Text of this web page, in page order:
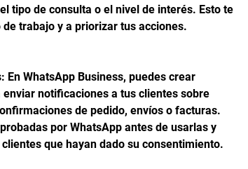
tipo de consulta o el nivel de interés. Esto te
trabajo y a priorizar tus acciones.
En WhatsApp Business, puedes crear
notificaciones a tus clientes sobre
de pedido, envíos o facturas.
por WhatsApp antes de usarlas y
que hayan dado su consentimiento.